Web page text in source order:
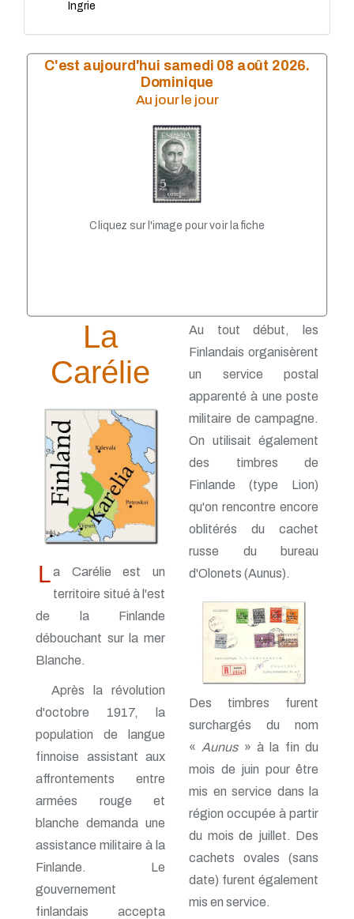
Ingrie
C'est aujourd'hui samedi 08 août 2026.
Dominique
Au jour le jour
Cliquez sur l'image pour voir la fiche
La
Carélie
La Carélie est un
territoire situé à l'est
de la Finlande
débouchant sur la mer
Blanche.
Après la révolution
d'octobre 1917, la
population de langue
finnoise assistant aux
affrontements entre
armées rouge et
blanche demanda une
assistance militaire à la
Finlande. Le
gouvernement
finlandais accepta
Au tout début, les
Finlandais organisèrent
un service postal
apparenté à une poste
militaire de campagne.
On utilisait également
des timbres de
Finlande (type Lion)
qu'on rencontre encore
oblitérés du cachet
russe du bureau
d'Olonets (Aunus).
Des timbres furent
surchargés du nom
« Aunus» à la fin du
mois de juin pour être
mis en service dans la
région occupée à partir
du mois de juillet. Des
cachets ovales (sans
date) furent également
mis en service.